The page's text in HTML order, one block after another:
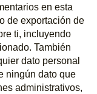
en esta
de exportación de
ti, incluyendo
También
dato personal
ningún dato que
administrativos,